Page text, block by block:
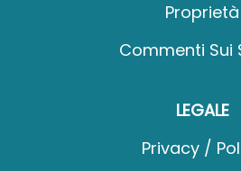
Proprietà
Commenti Sui
LEGALE
Privacy /